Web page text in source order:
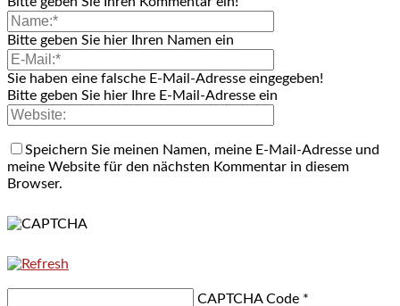
Bitte geben Sie hier Ihren Namen ein
Sie haben eine falsche E-Mail-Adresse eingegeben!
Bitte geben Sie hier Ihre E-Mail-Adresse ein
Speichern Sie meinen Namen, meine E-Mail-Adresse und
meine Website für den nächsten Kommentar in diesem
Browser.
CAPTCHA Code *